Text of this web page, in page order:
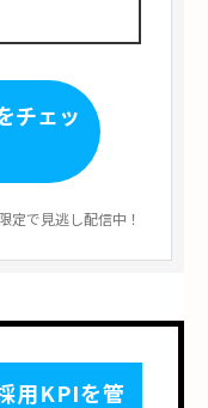
チェッ
定で見逃し配信中！
用KPIを管